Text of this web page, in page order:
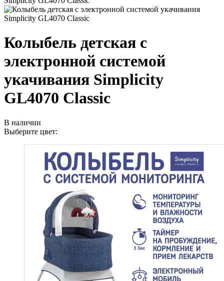
Колыбель детская с
электронной системой
укачивания Simplicity
GL4070 Classic
В наличии
Выберите цвет: